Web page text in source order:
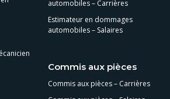
automobiles – Carrières
Estimateur en dommages
automobiles – Salaires
Commis aux pièces
Commis aux pièces – Carrières